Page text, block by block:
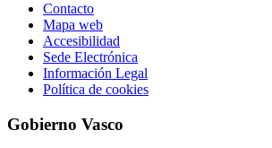
Contacto
Mapa web
Accesibilidad
Sede Electrónica
Información Legal
Política de cookies
Gobierno Vasco